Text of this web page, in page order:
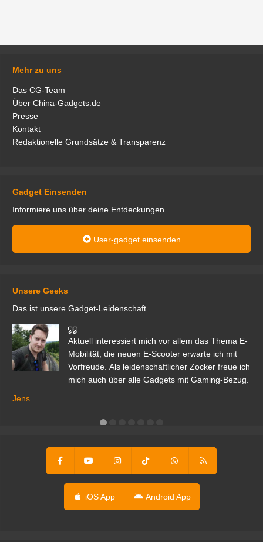
Mehr zu uns
Das CG-Team
Über China-Gadgets.de
Presse
Kontakt
Redaktionelle Grundsätze & Transparenz
Gadget Einsenden
Informiere uns über deine Entdeckungen
User-gadget einsenden
Unsere Geeks
Das ist unsere Gadget-Leidenschaft
Aktuell interessiert mich vor allem das Thema E-
Mobilität; die neuen E-Scooter erwarte ich mit
Vorfreude. Als leidenschaftlicher Zocker freue ich
mich auch über alle Gadgets mit Gaming-Bezug.
Jens
iOS App Android App